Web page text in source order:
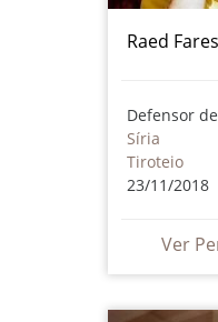
Raed Fares
Defensor
Síria
Tiroteio
23/11/2018
Ver